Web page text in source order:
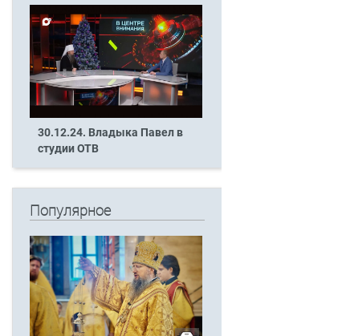
30.12.24. Владыка Павел в
студии ОТВ
Популярное